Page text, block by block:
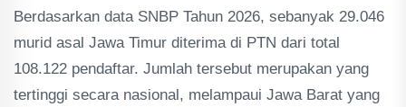
Berdasarkan data SNBP Tahun 2026, sebanyak 29.046
murid asal Jawa Timur diterima di PTN dari total
108.122 pendaftar. Jumlah tersebut merupakan yang
tertinggi secara nasional, melampaui Jawa Barat yang